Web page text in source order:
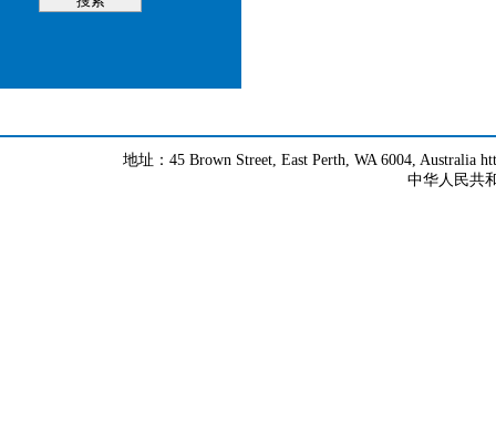
地址：45 Brown Street, East Perth, WA 6004, Australia
中华人民共